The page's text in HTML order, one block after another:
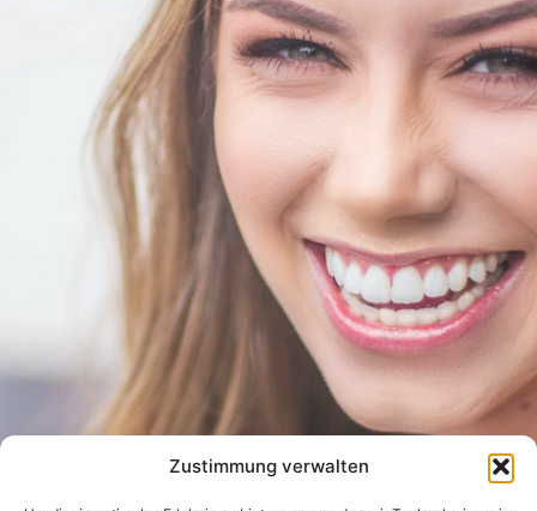
Zustimmung verwalten